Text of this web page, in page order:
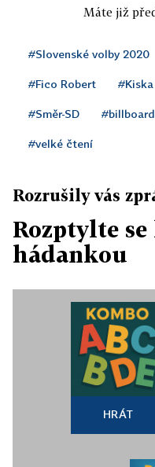
Máte již
#Slovenské volby 2020
#Fico Robert
#Směr-SD #billboard
#velké čtení
Rozrušily vás
Rozptylte
hádankou
HRÁT